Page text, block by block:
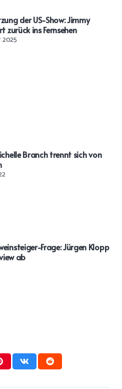
der US-Show: Jimmy
zurück ins Fernsehen
2025
Branch trennt sich von
Frage: Jürgen Klopp
ab